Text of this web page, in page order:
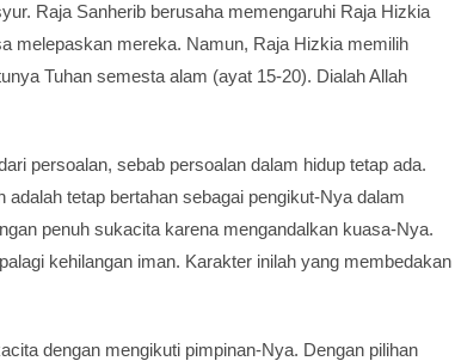
Raja Sanherib berusaha memengaruhi Raja Hizkia
melepaskan mereka. Namun, Raja Hizkia memilih
Tuhan semesta alam (ayat 15-20). Dialah Allah
persoalan, sebab persoalan dalam hidup tetap ada.
tetap bertahan sebagai pengikut-Nya dalam
penuh sukacita karena mengandalkan kuasa-Nya.
kehilangan iman. Karakter inilah yang membedakan
dengan mengikuti pimpinan-Nya. Dengan pilihan